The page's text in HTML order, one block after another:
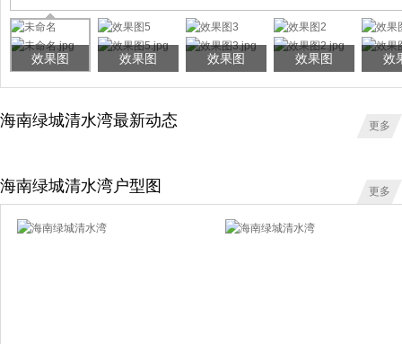
效果图 效果图 效果图 效果图 效
海南绿城清水湾最新动态 更多
海南绿城清水湾户型图 更多